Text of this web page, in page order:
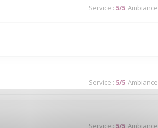
Service : 5/5 Ambiance
Service : 5/5 Ambiance
Service : 5/5 Ambiance